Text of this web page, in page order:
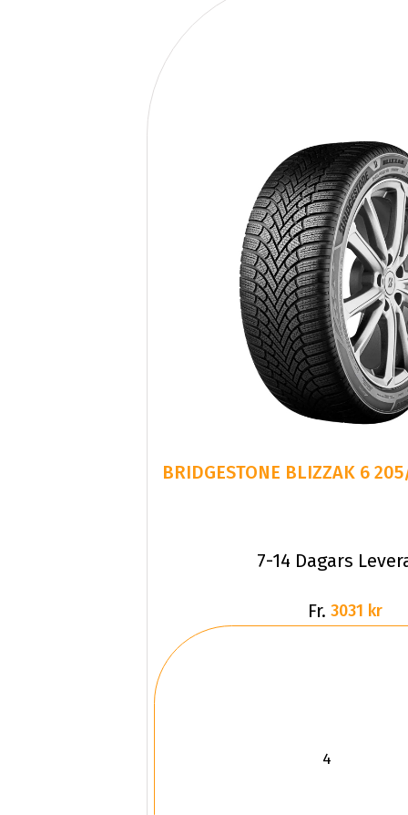
7-14 Dagars
Fr. 3031 kr